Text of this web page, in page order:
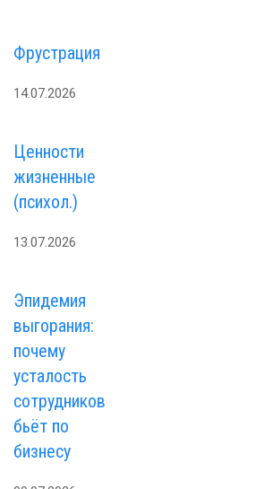
Фрустрация
14.07.2026
Ценности
жизненные
(психол.)
13.07.2026
Эпидемия
выгорания:
почему
усталость
сотрудников
бьёт по
бизнесу